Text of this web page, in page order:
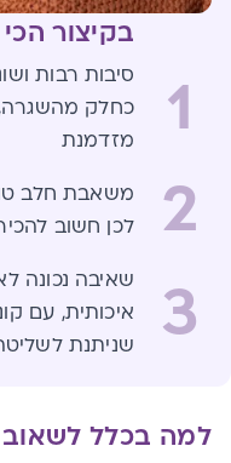
בקיצור
1
סיבות רבות
כחלק
מזדמנת
2
משאבת חלב
לכן חשוב
3
שאיבה נכונה
איכותית, עם
שניתנת
למה בכלל